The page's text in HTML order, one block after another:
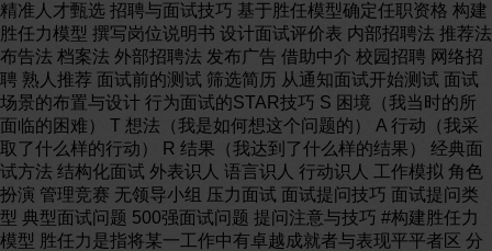
精准人才甄选 招聘与面试技巧 基于胜任模型确定任职资格 构建
胜任力模型 撰写岗位说明书 设计面试评价表 内部招聘法 推荐法
布告法 档案法 外部招聘法 发布广告 借助中介 校园招聘 网络招
聘 熟人推荐 面试前的测试 筛选简历 从通知面试开始测试 面试
场景的布置与设计 行为面试的STAR技巧 S 困境（我当时的所
面临的困难） T 想法（我是如何想这个问题的） A 行动（我采
取了什么样的行动） R 结果（我达到了什么样的结果） 经典面
试方法 结构化面试 外表识人 语言识人 行动识人 工作模拟 角色
扮演 管理竞赛 无领导小组 压力面试 面试提问技巧 面试提问类
型 典型面试问题 500强面试问题 提问注意与技巧 #构建胜任力
模型 胜任力是指将某一工作中有卓越成就者与表现平平者区 分